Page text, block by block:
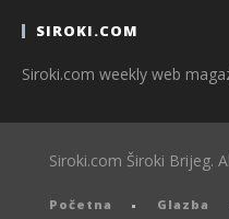
SIROKI.COM
Siroki.com weekly web
Siroki.com Široki Brijeg.
Početna Glazba